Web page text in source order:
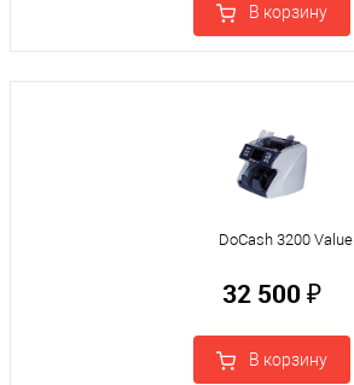
В корзину
DoCash 3200 Value
32 500 ₽
В корзину